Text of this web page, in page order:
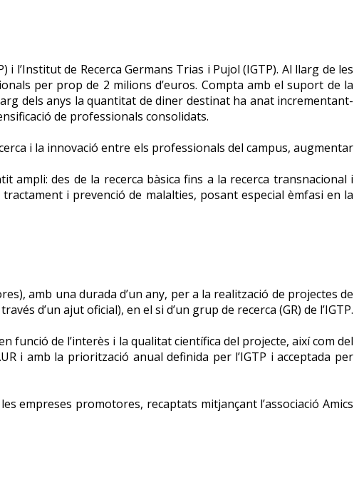
l’Institut de Recerca Germans Trias i Pujol (IGTP). Al llarg de les
per prop de 2 milions d’euros. Compta amb el suport de la
dels anys la quantitat de diner destinat ha anat incrementant-
de professionals consolidats.
i la innovació entre els professionals del campus, augmentar
ampli: des de la recerca bàsica fins a la recerca transnacional i
i prevenció de malalties, posant especial èmfasi en la
amb una durada d’un any, per a la realització de projectes de
d’un ajut oficial), en el si d’un grup de recerca (GR) de l’IGTP.
funció de l’interès i la qualitat científica del projecte, així com del
i amb la priorització anual definida per l’IGTP i acceptada per
empreses promotores, recaptats mitjançant l’associació Amics